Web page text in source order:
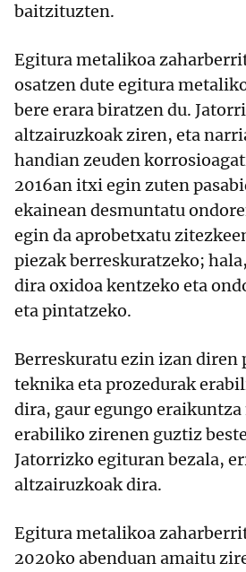
baitzituzten.
Egitura metalikoa
osatzen dute egitura
bere erara biratzen du.
altzairuzkoak ziren, eta
handian zeuden
2016an itxi egin zuten
ekainean desmuntatu
egin da aprobetxatu
piezak berreskuratzeko;
dira oxidoa kentzeko eta
eta pintatzeko.
Berreskuratu ezin izan diren
teknika eta prozedurak
dira, gaur egungo
erabiliko zirenen guztiz
Jatorrizko egituran bezala,
altzairuzkoak dira.
Egitura metalikoa
2020ko abenduan amaitu